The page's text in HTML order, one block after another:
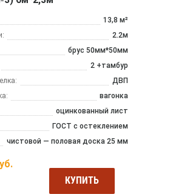
13,8 м²
2.2м
брус 50мм*50мм
2 +тамбур
ДВП
вагонка
оцинкованный лист
ГОСТ с остеклением
чистовой — половая доска 25 мм
КУПИТЬ